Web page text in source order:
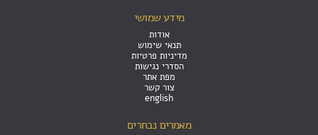
מידע שמושי
אודות
תנאי שימוש
מדיניות פרטיות
הסדרי נגישות
מפת אתר
צור קשר
english
מאמרים נבחרים